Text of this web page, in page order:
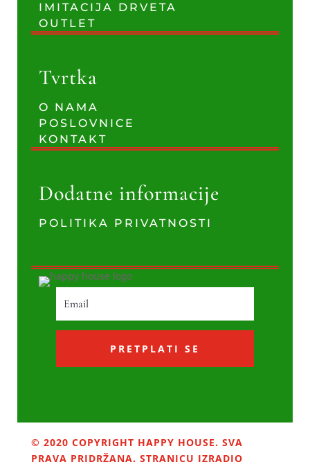
IMITACIJA DRVETA
OUTLET
Tvrtka
O NAMA
POSLOVNICE
KONTAKT
Dodatne informacije
POLITIKA PRIVATNOSTI
PRETPLATI SE
© 2020 COPYRIGHT HAPPY HOUSE. SVA
PRAVA PRIDRŽANA. STRANICU IZRADIO